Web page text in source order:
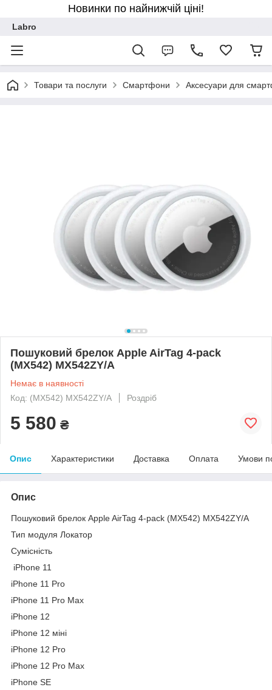
Новинки по найнижчій ціні!
Labro
Товари та послуги Смартфони Аксесуари для
Пошуковий брелок Apple AirTag 4-pack
(MX542) MX542ZY/A
Немає в наявності
Код: (MX542) MX542ZY/A
Роздріб
5 580 ₴
Опис Характеристики Доставка Оплата Умови
Опис
Пошуковий брелок Apple AirTag 4-pack (MX542) MX542ZY/A
Тип модуля Локатор
Сумісність
iPhone 11
iPhone 11 Pro
iPhone 11 Pro Max
iPhone 12
iPhone 12 міні
iPhone 12 Pro
iPhone 12 Pro Max
iPhone SE